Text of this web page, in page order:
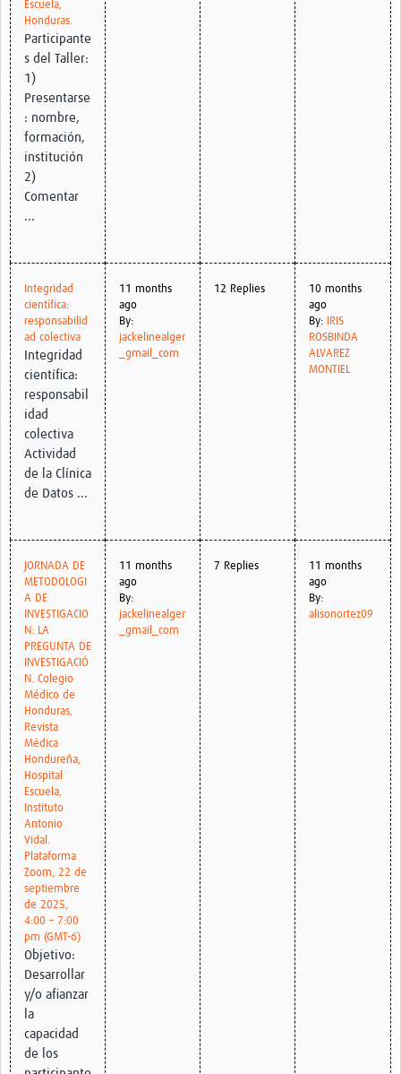
Escuela,
Honduras.
Participante
s del Taller:
1)
Presentarse
: nombre,
formación,
institución
2)
Comentar
...
Integridad
científica:
responsabilid
ad colectiva
Integridad
científica:
responsabil
idad
colectiva
Actividad
de la Clínica
de Datos ...
11 months
ago
By:
jackelinealger
_gmail_com
12 Replies
10 months
ago
By:
IRIS
ROSBINDA
ALVAREZ
MONTIEL
JORNADA DE
METODOLOGI
A DE
INVESTIGACIO
N: LA
PREGUNTA DE
INVESTIGACIÓ
N. Colegio
Médico de
Honduras,
Revista
Médica
Hondureña,
Hospital
Escuela,
Instituto
Antonio
Vidal.
Plataforma
Zoom, 22 de
septiembre
de 2025,
4:00 – 7:00
pm (GMT-6)
Objetivo:
Desarrollar
y/o afianzar
la
capacidad
de los
11 months
ago
By:
jackelinealger
_gmail_com
7 Replies
11 months
ago
By:
alisonortez09